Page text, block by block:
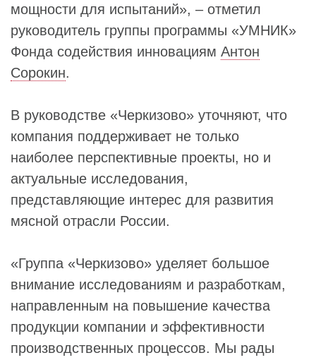
мощности для испытаний», – отметил
руководитель группы программы «УМНИК»
Фонда содействия инновациям Антон
Сорокин.
В руководстве «Черкизово» уточняют, что
компания поддерживает не только
наиболее перспективные проекты, но и
актуальные исследования,
представляющие интерес для развития
мясной отрасли России.
«Группа «Черкизово» уделяет большое
внимание исследованиям и разработкам,
направленным на повышение качества
продукции компании и эффективности
производственных процессов. Мы рады